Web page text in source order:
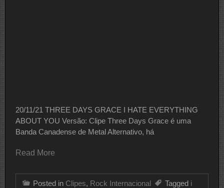
20/11/21 THREE DAYS GRACE I HATE EVERYTHING
ABOUT YOU Versão: Clipe Three Days Grace é uma
Banda Canadense de Metal Alternativo, há
Read More
Posted in Clipes, Rock Internacional Tagged i